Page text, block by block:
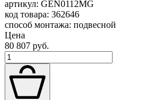
артикул: GEN0112MG
код товара: 362646
способ монтажа: подвесной
Цена
80 807 руб.